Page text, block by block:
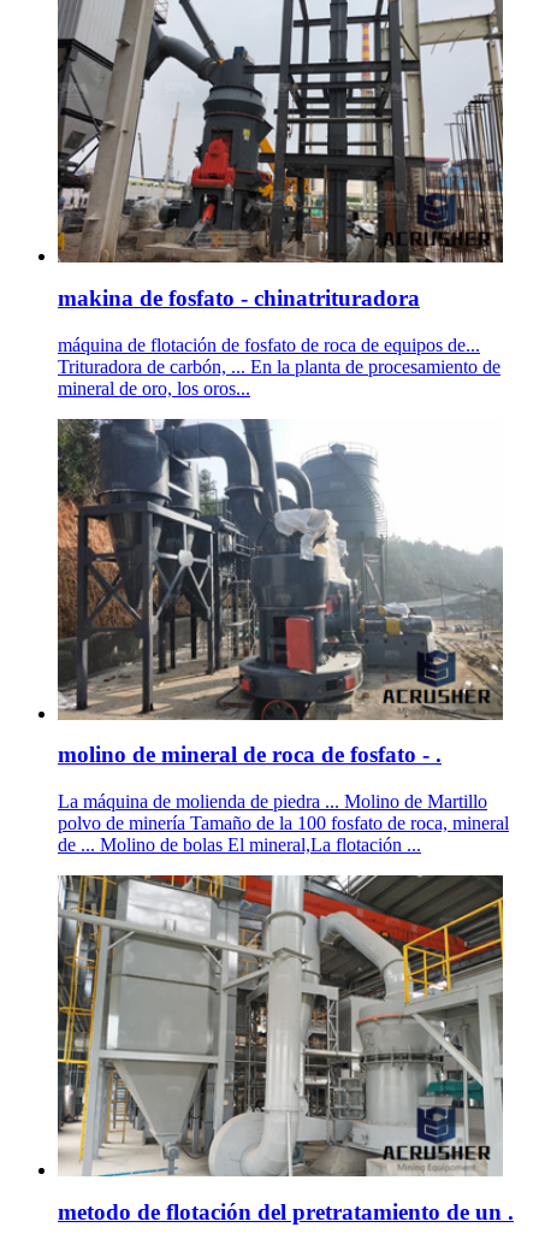
makina de fosfato - chinatrituradora
máquina de flotación de fosfato de roca de equipos de...
Trituradora de carbón, ... En la planta de procesamiento de
mineral de oro, los oros...
molino de mineral de roca de fosfato - .
La máquina de molienda de piedra ... Molino de Martillo
polvo de minería Tamaño de la 100 fosfato de roca, mineral
de ... Molino de bolas El mineral,La flotación ...
metodo de flotación del pretratamiento de un .